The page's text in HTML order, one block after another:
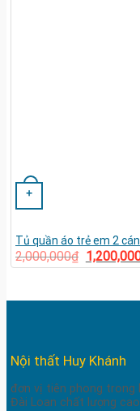
+
Tủ quần áo trẻ em 2
2,000,000₫
Nội thất Huy Khánh
đơn vị tiên phong trong
Đài Loan chất lượng